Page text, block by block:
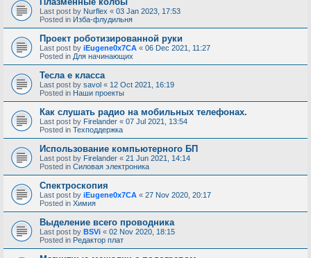
Last post by Nurflex « 03 Jan 2023, 17:53
Posted in Изба-флудильня
Проект роботизированной руки
Last post by iEugene0x7CA « 06 Dec 2021, 11:27
Posted in Для начинающих
Тесла е класса
Last post by savol « 12 Oct 2021, 16:19
Posted in Наши проекты
Как слушать радио на мобильных телефонах.
Last post by Firelander « 07 Jul 2021, 13:54
Posted in Техподдержка
Использование компьютерного БП
Last post by Firelander « 21 Jun 2021, 14:14
Posted in Силовая электроника
Спектроскопия
Last post by iEugene0x7CA « 27 Nov 2020, 20:17
Posted in Химия
Выделение всего проводника
Last post by BSVi « 02 Nov 2020, 18:15
Posted in Редактор плат